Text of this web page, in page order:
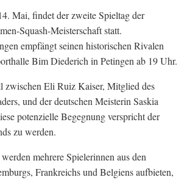
Mai, findet der zweite Spieltag der
Squash-Meisterschaft statt.
empfängt seinen historischen Rivalen
Bim Diederich in Petingen ab 19 Uhr.
zwischen Eli Ruiz Kaiser, Mitglied des
und der deutschen Meisterin Saskia
potenzielle Begegnung verspricht der
zu werden.
mehrere Spielerinnen aus den
Frankreichs und Belgiens aufbieten,